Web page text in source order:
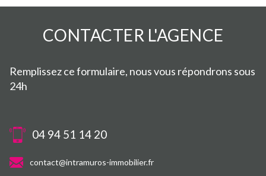
CONTACTER L'AGENCE
Remplissez ce formulaire, nous vous répondrons sous
24h
04 94 51 14 20
contact@intramuros-immobilier.fr